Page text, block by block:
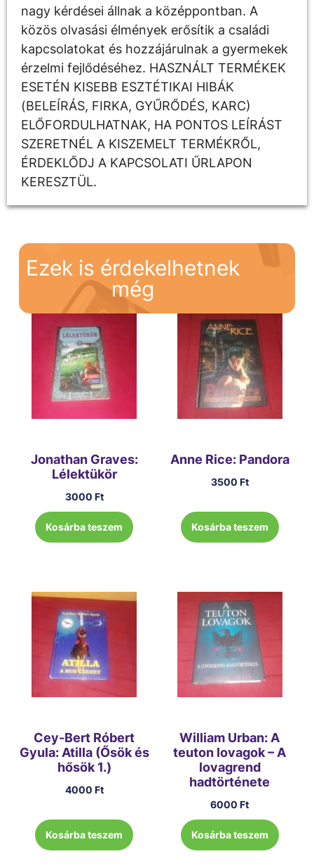
nagy kérdései állnak a középpontban. A
közös olvasási élmények erősítik a családi
kapcsolatokat és hozzájárulnak a gyermekek
érzelmi fejlődéséhez. HASZNÁLT TERMÉKEK
ESETÉN KISEBB ESZTÉTIKAI HIBÁK
(BELEÍRÁS, FIRKA, GYŰRŐDÉS, KARC)
ELŐFORDULHATNAK, HA PONTOS LEÍRÁST
SZERETNÉL A KISZEMELT TERMÉKRŐL,
ÉRDEKLŐDJ A KAPCSOLATI ŰRLAPON
KERESZTÜL.
Ezek is érdekelhetnek
még
Jonathan Graves:
Lélektükör
3000 Ft
Kosárba teszem
Anne Rice: Pandora
3500 Ft
Kosárba teszem
Cey-Bert Róbert
Gyula: Atilla (Ősök és
hősök 1.)
4000 Ft
Kosárba teszem
William Urban: A
teuton lovagok – A
lovagrend
hadtörténete
6000Ft
Kosárba teszem